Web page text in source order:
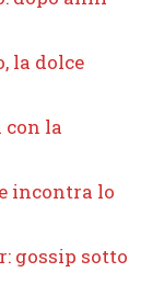
la dolce
con la
incontra lo
gossip sotto